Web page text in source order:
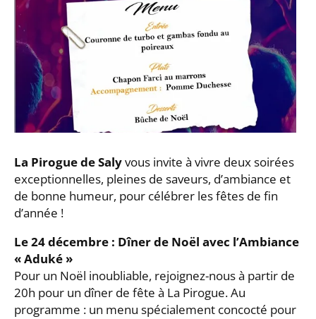
La Pirogue de Salyvous invite à vivre deux soirées
exceptionnelles, pleines de saveurs, d’ambiance et
de bonne humeur, pour célébrer les fêtes de fin
d’année !
Le 24 décembre : Dîner de Noël avec l’Ambiance
« Aduké »
Pour un Noël inoubliable, rejoignez-nous à partir de
20h pour un dîner de fête à La Pirogue. Au
programme : un menu spécialement concocté pour